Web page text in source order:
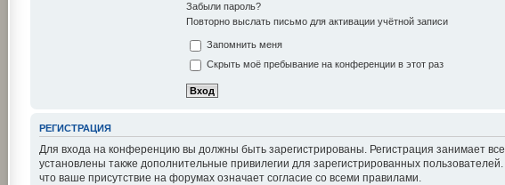
Забыли пароль?
Повторно выслать письмо для активации учётной записи
Запомнить меня
Скрыть моё пребывание на конференции в этот раз
РЕГИСТРАЦИЯ
Для входа на конференцию вы должны быть зарегистрированы. Регистрация занимает
установлены также дополнительные привилегии для зарегистрированных
что ваше присутствие на форумах означает согласие со всеми правилами.